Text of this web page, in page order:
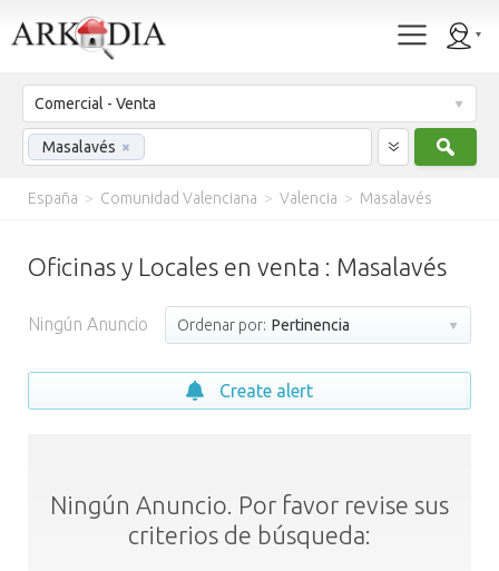
Comercial - Venta
Masalavés ×
España > Comunidad Valenciana > Valencia > Masalavés
Oficinas y Locales en venta : Masalavés
Ningún Anuncio Ordenar por: Pertinencia
Create alert
Ningún Anuncio. Por favor revise sus
criterios de búsqueda: